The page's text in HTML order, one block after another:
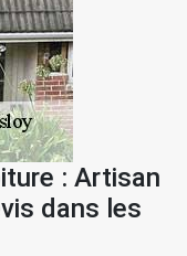
: Artisan
dans les